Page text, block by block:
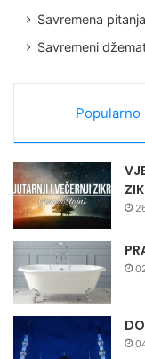
Savremena
Savremeni
Popularno